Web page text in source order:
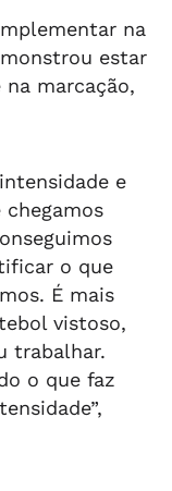
na
estar
marcação,
e
chegamos
o que
É mais
vistoso,
trabalhar.
o que faz